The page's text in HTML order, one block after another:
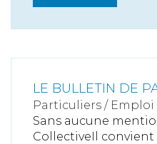
LE BULLETIN DE
Particuliers / Emploi
Sans aucune
CollectiveIl convient